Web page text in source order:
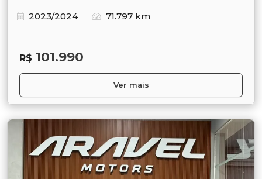
2023/2024
71.797 km
R$ 101.990
Ver mais